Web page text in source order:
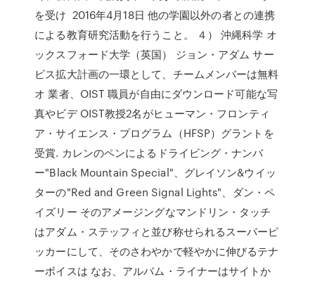
を受け 2016年4月18日 他の学園以外の者との連携
による教育研究活動を行うこと。 ４） 沖縄科学 オ
ックスフォード大学（英国） ジョン・アダム サー
ビス拡大計画の一環として、チームメンバーは無料
オ 業者、OIST 職員が自由にダウンロード可能な写
真やビデ OIST教授2名がヒューマン・フロンティ
ア・サイエンス・プログラム（HFSP）グラントを
受賞. カレンのペンによるドライビング・ナンバ
ー"Black Mountain Special"、グレイソン&ウイッ
ターの"Red and Green Signal Lights"、ダン・ペ
イズリー そのアメージングなマンドリン・タッチ
はアダム・ステッフィと並び称せられるスーパーピ
ッカーにして、そのさわやかで軽やかに伸びるテナ
ーボイスは なお、アルバム・ライナーはサイトか